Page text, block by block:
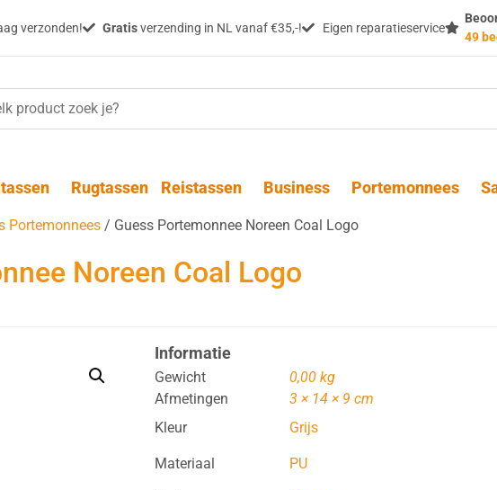
verzonden! Gratisverzending in NL vanaf €35,-! Eigen reparatieservice
49
Rugtassen Reistassen Business Portemonnees
Portemonnees / Guess Portemonnee Noreen Coal Logo
Noreen Coal Logo
Informatie
Gewicht
0,00 kg
Afmetingen
3 × 14 × 9 cm
Kleur
Grijs
Materiaal PU